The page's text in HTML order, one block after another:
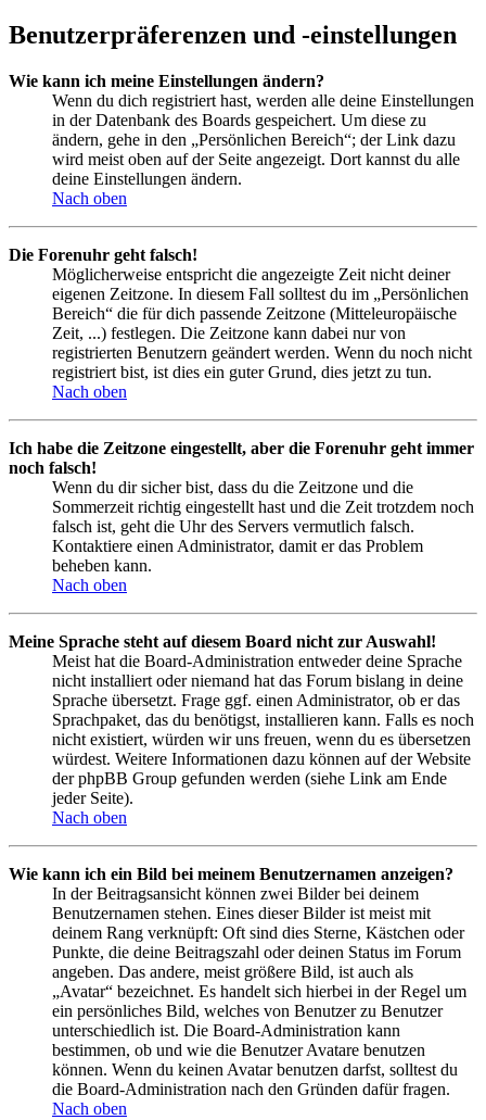
Benutzerpräferenzen und -einstellungen
Wie kann ich meine Einstellungen ändern?
Wenn du dich registriert hast, werden alle deine Einstellungen
in der Datenbank des Boards gespeichert. Um diese zu
ändern, gehe in den „Persönlichen Bereich“; der Link dazu
wird meist oben auf der Seite angezeigt. Dort kannst du alle
deine Einstellungen ändern.
Nach oben
Die Forenuhr geht falsch!
Möglicherweise entspricht die angezeigte Zeit nicht deiner
eigenen Zeitzone. In diesem Fall solltest du im „Persönlichen
Bereich“ die für dich passende Zeitzone (Mitteleuropäische
Zeit, ...) festlegen. Die Zeitzone kann dabei nur von
registrierten Benutzern geändert werden. Wenn du noch nicht
registriert bist, ist dies ein guter Grund, dies jetzt zu tun.
Nach oben
Ich habe die Zeitzone eingestellt, aber die Forenuhr geht immer
noch falsch!
Wenn du dir sicher bist, dass du die Zeitzone und die
Sommerzeit richtig eingestellt hast und die Zeit trotzdem noch
falsch ist, geht die Uhr des Servers vermutlich falsch.
Kontaktiere einen Administrator, damit er das Problem
beheben kann.
Nach oben
Meine Sprache steht auf diesem Board nicht zur Auswahl!
Meist hat die Board-Administration entweder deine Sprache
nicht installiert oder niemand hat das Forum bislang in deine
Sprache übersetzt. Frage ggf. einen Administrator, ob er das
Sprachpaket, das du benötigst, installieren kann. Falls es noch
nicht existiert, würden wir uns freuen, wenn du es übersetzen
würdest. Weitere Informationen dazu können auf der Website
der phpBB Group gefunden werden (siehe Link am Ende
jeder Seite).
Nach oben
Wie kann ich ein Bild bei meinem Benutzernamen anzeigen?
In der Beitragsansicht können zwei Bilder bei deinem
Benutzernamen stehen. Eines dieser Bilder ist meist mit
deinem Rang verknüpft: Oft sind dies Sterne, Kästchen oder
Punkte, die deine Beitragszahl oder deinen Status im Forum
angeben. Das andere, meist größere Bild, ist auch als
„Avatar“ bezeichnet. Es handelt sich hierbei in der Regel um
ein persönliches Bild, welches von Benutzer zu Benutzer
unterschiedlich ist. Die Board-Administration kann
bestimmen, ob und wie die Benutzer Avatare benutzen
können. Wenn du keinen Avatar benutzen darfst, solltest du
die Board-Administration nach den Gründen dafür fragen.
Nach oben